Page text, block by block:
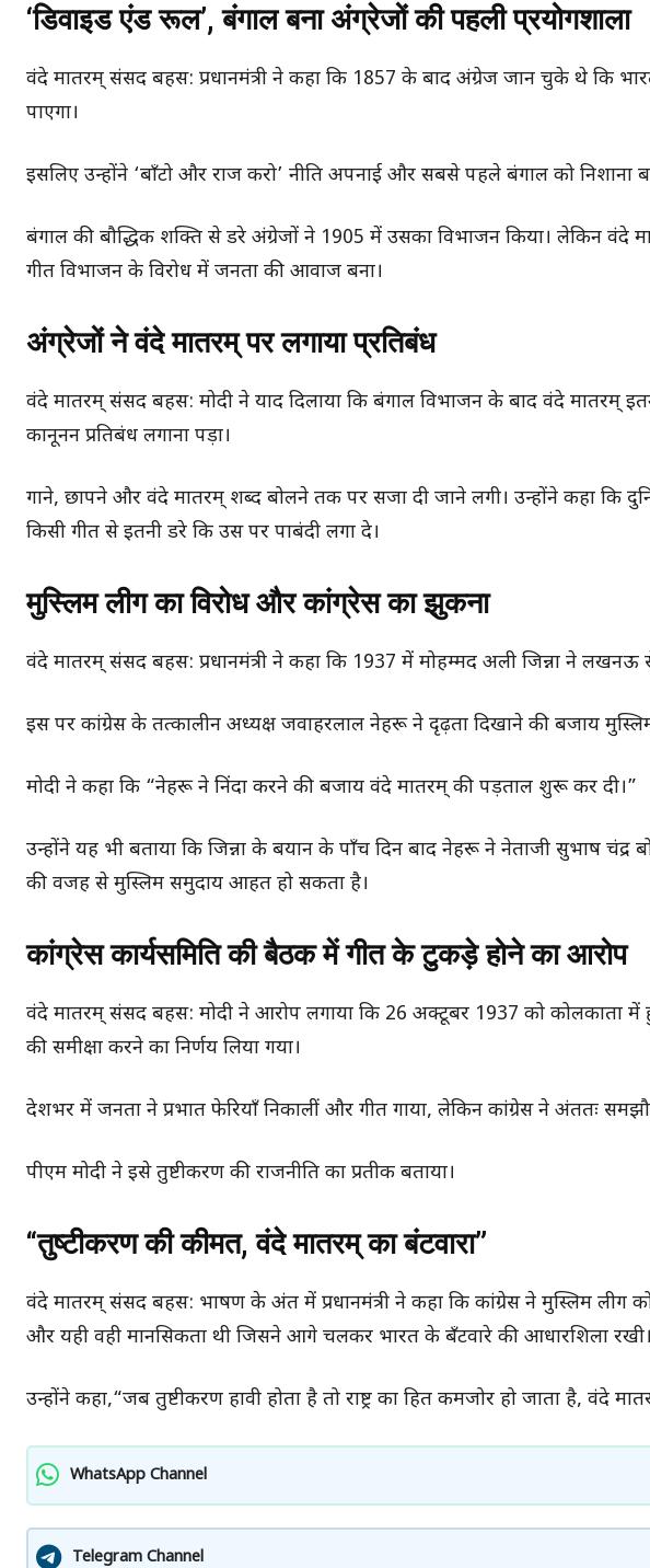
‘डिवाइड एंड रूल’, बंगाल बना अंग्रेजों की पहली प्रयोगशाला
वंदे मातरम् संसद बहस: प्रधानमंत्री ने कहा कि 1857 के बाद अंग्रेज जान चुके थे कि
पाएगा।
इसलिए उन्होंने ‘बाँटो और राज करो’ नीति अपनाई और सबसे पहले बंगाल को निशाना
बंगाल की बौद्धिक शक्ति से डरे अंग्रेजों ने 1905 में उसका विभाजन किया। लेकिन
गीत विभाजन के विरोध में जनता की आवाज बना।
अंग्रेजों ने वंदे मातरम् पर लगाया प्रतिबंध
वंदे मातरम् संसद बहस: मोदी ने याद दिलाया कि बंगाल विभाजन के बाद वंदे मातरम्
कानूनन प्रतिबंध लगाना पड़ा।
गाने, छापने और वंदे मातरम् शब्द बोलने तक पर सजा दी जाने लगी। उन्होंने कहा कि
किसी गीत से इतनी डरे कि उस पर पाबंदी लगा दे।
मुस्लिम लीग का विरोध और कांग्रेस का झुकना
वंदे मातरम् संसद बहस: प्रधानमंत्री ने कहा कि 1937 में मोहम्मद अली जिन्ना ने
इस पर कांग्रेस के तत्कालीन अध्यक्ष जवाहरलाल नेहरू ने दृढ़ता दिखाने की बजाय
मोदी ने कहा कि “नेहरू ने निंदा करने की बजाय वंदे मातरम् की पड़ताल शुरू कर दी।”
उन्होंने यह भी बताया कि जिन्ना के बयान के पाँच दिन बाद नेहरू ने नेताजी सुभाष चंद्र
की वजह से मुस्लिम समुदाय आहत हो सकता है।
कांग्रेस कार्यसमिति की बैठक में गीत के टुकड़े होने का आरोप
वंदे मातरम् संसद बहस: मोदी ने आरोप लगाया कि 26 अक्टूबर 1937 को कोलकाता में
की समीक्षा करने का निर्णय लिया गया।
देशभर में जनता ने प्रभात फेरियाँ निकालीं और गीत गाया, लेकिन कांग्रेस ने अंततः
पीएम मोदी ने इसे तुष्टीकरण की राजनीति का प्रतीक बताया।
“तुष्टीकरण की कीमत, वंदे मातरम् का बंटवारा”
वंदे मातरम् संसद बहस: भाषण के अंत में प्रधानमंत्री ने कहा कि कांग्रेस ने मुस्लिम लीग
और यही वही मानसिकता थी जिसने आगे चलकर भारत के बँटवारे की आधारशिला रखी।
उन्होंने कहा,“जब तुष्टीकरण हावी होता है तो राष्ट्र का हित कमजोर हो जाता है, वंदे
WhatsApp Channel
Telegram Channel